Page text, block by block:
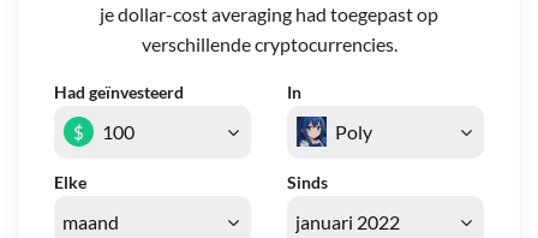
je dollar-cost averaging had toegepast op
verschillende cryptocurrencies.
Had geïnvesteerd In
Elke Sinds
$